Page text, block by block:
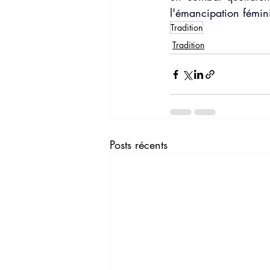
l'émancipation
Tradition
Tradition
Posts récents